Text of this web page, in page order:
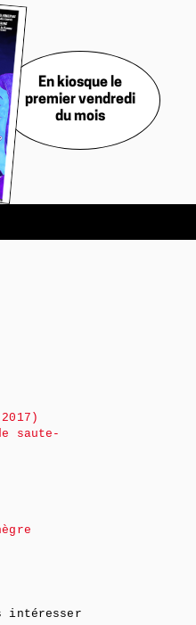
En kiosque le
premier vendredi
du mois
saute-
intéresser